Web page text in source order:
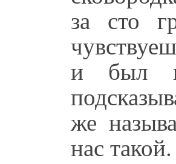
за сто
и был
же
нас такой.